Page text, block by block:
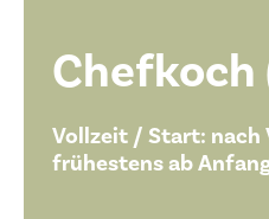
Vollzeit / Start: nach
frühestens ab